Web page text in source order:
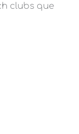
clubs que